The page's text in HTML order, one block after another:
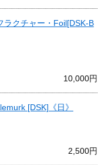
ラクチャー・Foil[DSK-B
10,000円
[DSK]《日》
2,500円